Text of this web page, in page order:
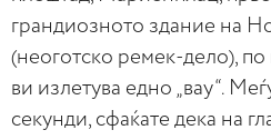
грандиозното здание на
(неоготско ремек-дело), по
ви излетува едно „вау“.
секунди, сфаќате дека на